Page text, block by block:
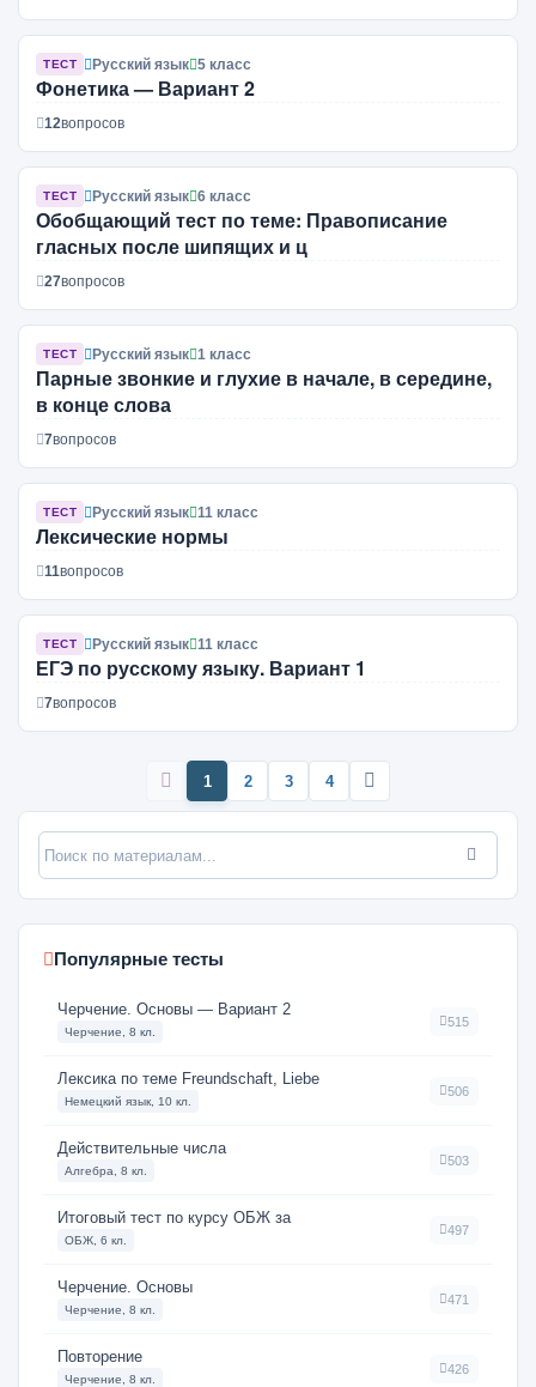
ТЕСТ Русский язык 5 класс
Фонетика — Вариант 2
12вопросов
ТЕСТ Русский язык 6 класс
Обобщающий тест по теме: Правописание
гласных после шипящих и ц
27вопросов
ТЕСТ Русский язык 1 класс
Парные звонкие и глухие в начале, в середине,
в конце слова
7вопросов
ТЕСТ Русский язык 11 класс
Лексические нормы
11вопросов
ТЕСТ Русский язык 11 класс
ЕГЭ по русскому языку. Вариант 1
7вопросов
1 2 3 4
Популярные тесты
Черчение. Основы — Вариант 2
Черчение, 8 кл.
515
Лексика по теме Freundschaft, Liebe
Немецкий язык, 10 кл.
506
Действительные числа
Алгебра, 8 кл.
503
Итоговый тест по курсу ОБЖ за
ОБЖ, 6 кл.
497
Черчение. Основы
Черчение, 8 кл.
471
Повторение
Черчение, 8 кл.
426